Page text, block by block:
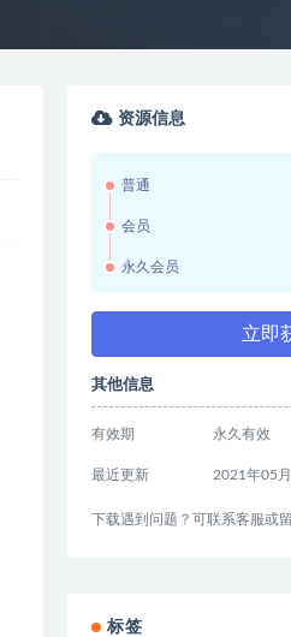
资源信息
普通
会员
永久会员
立即
其他信息
有效期 永久有效
最近更新 2021年05
下载遇到问题？可联系客服或
标签